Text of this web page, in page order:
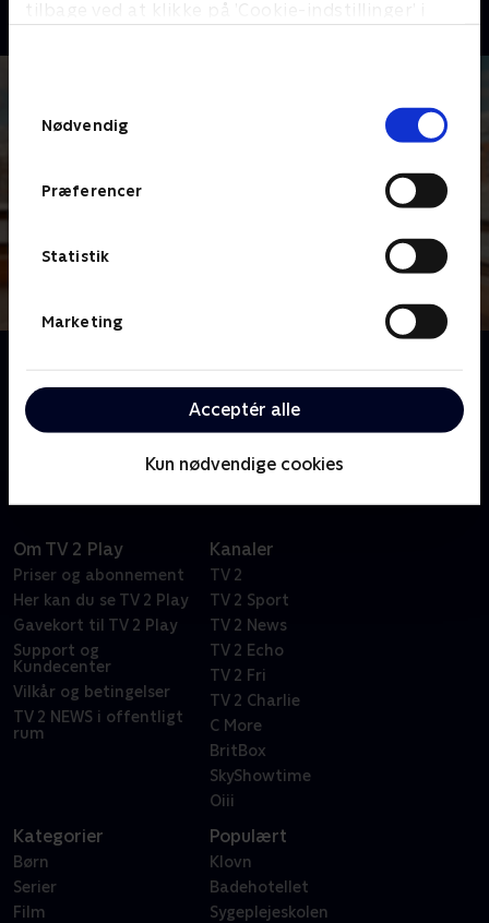
tilbage ved at klikke på ’Cookie-indstillinger’ i
Nødvendig
Præferencer
Statistik
Marketing
Acceptér alle
Kun nødvendige cookies
Meyerheim og hans panel af kendte danskere er klar
til at dele generøst ud af erfaringer og anekdoter for
at hjælpe danskerne med deres dilemmaer.
Om TV 2 Play
Priser og abonnement
Her kan du se TV 2 Play
Gavekort til TV 2 Play
Support og
Kundecenter
Vilkår og betingelser
TV 2 NEWS i offentligt
rum
Kanaler
TV 2
TV 2 Sport
TV 2 News
TV 2 Echo
TV 2 Fri
TV 2 Charlie
C More
BritBox
SkyShowtime
Oiii
Kategorier
Børn
Serier
Film
Populært
Klovn
Badehotellet
Sygeplejeskolen